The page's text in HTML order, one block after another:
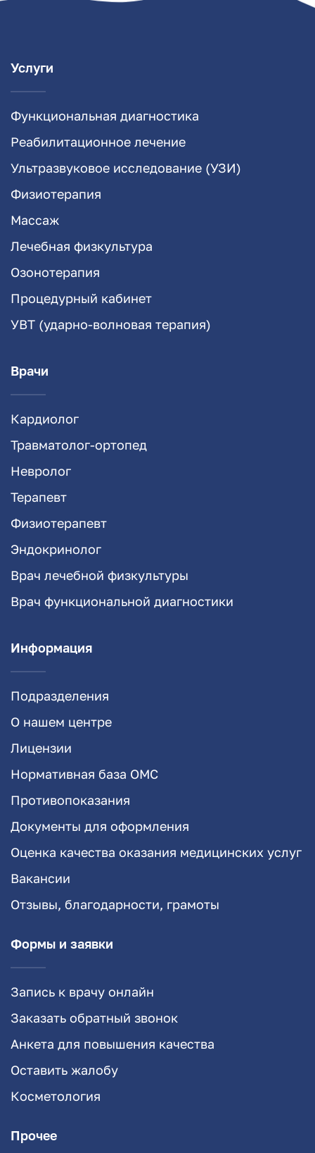
Услуги
Функциональная диагностика
Реабилитационное лечение
Ультразвуковое исследование (УЗИ)
Физиотерапия
Массаж
Лечебная физкультура
Озонотерапия
Процедурный кабинет
УВТ (ударно-волновая терапия)
Врачи
Кардиолог
Травматолог-ортопед
Невролог
Терапевт
Физиотерапевт
Эндокринолог
Врач лечебной физкультуры
Врач функциональной диагностики
Информация
Подразделения
О нашем центре
Лицензии
Нормативная база ОМС
Противопоказания
Документы для оформления
Оценка качества оказания медицинских услуг
Вакансии
Отзывы, благодарности, грамоты
Формы и заявки
Запись к врачу онлайн
Заказать обратный звонок
Анкета для повышения качества
Оставить жалобу
Косметология
Прочее